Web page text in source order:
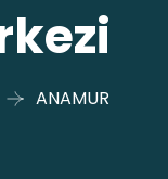
ANAMUR